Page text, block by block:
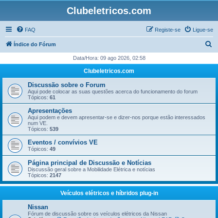
Clubeletricos.com
FAQ Ligue-se
Registe-se
Índice do Fórum
q
i
r
Data/Hora: 09 ago 2026, 02:58
Clubeletricos.com
Discussão sobre o Forum
Aqui pode colocar as suas questões acerca do funcionamento do forum
Tópicos: 61
Apresentações
Aqui podem e devem apresentar-se e dizer-nos porque estão interessados
num VE.
Tópicos: 539
Eventos / convívios VE
Tópicos: 49
Página principal de Discussão e Notícias
Discussão geral sobre a Mobilidade Elétrica e notícias
Tópicos: 2147
Veículos elétricos e híbridos plug-in
Nissan
Fórum de discussão sobre os veículos elétricos da Nissan